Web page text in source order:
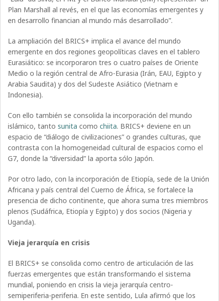
Plan Marshall al revés, en el que las economías emergentes y
en desarrollo financian al mundo más desarrollado”.
La ampliación del BRICS+ implica el avance del mundo
emergente en dos regiones geopolíticas claves en el tablero
Eurasiático: se incorporaron tres o cuatro países de Oriente
Medio o la región central de Afro-Eurasia (Irán, EAU, Egipto y
Arabia Saudita) y dos del Sudeste Asiático (Vietnam e
Indonesia).
Con ello también se consolida la incorporación del mundo
islámico, tantosunita comochiita. BRICS+ deviene en un
espacio de “diálogo de civilizaciones” o grandes culturas, que
contrasta con la homogeneidad cultural de espacios como el
G7, donde la “diversidad” la aporta sólo Japón.
Por otro lado, con la incorporación de Etiopía, sede de la Unión
Africana y país central del Cuerno de África, se fortalece la
presencia de dicho continente, que ahora suma tres miembros
plenos (Sudáfrica, Etiopía y Egipto) y dos socios (Nigeria y
Uganda).
Vieja jerarquía en crisis
El BRICS+ se consolida como centro de articulación de las
fuerzas emergentes que están transformando el sistema
mundial, poniendo en crisis la vieja jerarquía centro-
semiperiferia-periferia. En este sentido, Lula afirmó que los